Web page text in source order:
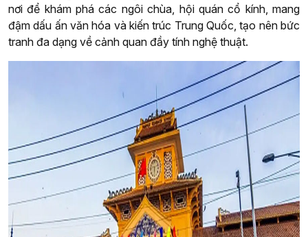
nơi để khám phá các ngôi chùa, hội quán cổ kính, mang
đậm dấu ấn văn hóa và kiến trúc Trung Quốc, tạo nên bức
tranh đa dạng về cảnh quan đầy tính nghệ thuật.